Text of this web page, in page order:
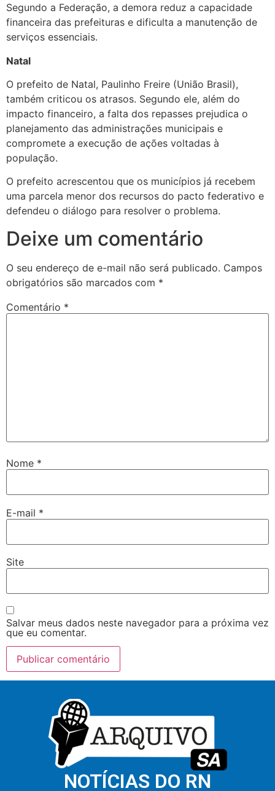
Segundo a Federação, a demora reduz a capacidade
financeira das prefeituras e dificulta a manutenção de
serviços essenciais.
Natal
O prefeito de Natal, Paulinho Freire (União Brasil),
também criticou os atrasos. Segundo ele, além do
impacto financeiro, a falta dos repasses prejudica o
planejamento das administrações municipais e
compromete a execução de ações voltadas à
população.
O prefeito acrescentou que os municípios já recebem
uma parcela menor dos recursos do pacto federativo e
defendeu o diálogo para resolver o problema.
Deixe um comentário
O seu endereço de e-mail não será publicado. Campos
obrigatórios são marcados com *
Comentário *
Nome *
E-mail *
Site
Salvar meus dados neste navegador para a próxima vez
que eu comentar.
NOTÍCIAS DO RN